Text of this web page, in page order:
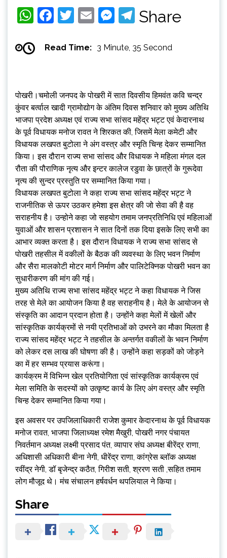
WhatsApp
Facebook
Twitter
EmailMessenger
Telegram
Share
Read Time: 3 Minute, 35 Second
पोखरी।चमोली जनपद के पोखरी में सात दिवसीय हिमवंत कवि चन्द्र
कुंवर बर्त्वाल खादी ग्रामोद्योग के अंतिम दिवस शनिवार को मुख्य अतिथि
भाजपा प्रदेश अध्यक्ष एवं राज्य सभा सांसद महेंद्र भट्ट एवं केदारनाथ
के पूर्व विधायक मनोज रावत ने शिरकत की, जिसमें मेला कमेटी और
विधायक लखपत बुटोला ने अंग वस्त्र और स्मृति चिन्ह देकर सम्मानित
किया। इस दौरान राज्य सभा सांसद और विधायक ने महिला मंगल दल
रौता की पौराणिक नृत्य और इन्टर कालेज रडुवा के छात्रों के गुरूदेवा
नृत्य की सुन्दर प्रस्तुति पर सम्मानित किया गया।
विधायक लखपत बुटोला ने कहा राज्य सभा सांसद महेंद्र भट्ट ने
राजनीतिक से ऊपर उठकर हमेशा इस क्षेत्र की जो सेवा की है वह
सराहनीय है। उन्होने कहा जो सहयोग तमाम जनप्रतिनिधि एवं महिलाओं
युवाओं और शासन प्रशासन ने सात दिनों तक दिया इसके लिए सभी का
आभार व्यक्त करता है। इस दौरान विधायक ने राज्य सभा सांसद से
पोखरी तहसील में वकीलों के बैठक की व्यवस्था के लिए भवन निर्माण
और सैरा मालकोटी मोटर मार्ग निर्माण और पालिटेक्निक पोखरी भवन का
सुधारीकरण की मांग की गई।
मुख्य अतिथि राज्य सभा सांसद महेंद्र भट्ट ने कहा विधायक ने जिस
तरह से मेले का आयोजन किया है वह सराहनीय है। मेले के आयोजन से
संस्कृति का आदान प्रदान होता है। उन्होंने कहा मेलों में खेलों और
सांस्कृतिक कार्यक्रमों से नयी प्रतिभाओं को उभरने का मौका मिलता है
राज्य सांसद महेंद्र भट्ट ने तहसील के अन्तर्गत वकीलों के भवन निर्माण
को लेकर दस लाख की घोषणा की है। उन्होंने कहा सड़कों को जोड़ने
का में हर सम्भव प्रयास करूंगा।
कार्यक्रम में विभिन्न खेल प्रतियोगिता एवं सांस्कृतिक कार्यक्रम एवं
मेला समिति के सदस्यों को उत्कृष्ट कार्य के लिए अंग वस्त्र और स्मृति
चिन्ह देकर सम्मानित किया गया।
इस अवसर पर उपजिलाधिकारी राजेश कुमार केदारनाथ के पूर्व विधायक
मनोज रावत, भाजपा जिलाध्यक्ष रमेश मैखुरी, पोखरी नगर पंचायत
निवर्तमान अध्यक्ष लक्ष्मी प्रसाद पंत, व्यापार संघ अध्यक्ष बीरेंद्र राणा,
अधिशासी अधिकारी बीना नेगी, धीरेंद्र राणा, कांग्रेस ब्लॉक अध्यक्ष
रवींद्र नेगी, डॉ बृजेन्द्र कठैत, गिरीश सती, श्ररण सती ,सहित तमाम
लोग मौजूद थे। मंच संचालन हर्षवर्धन थपलियाल ने किया।
Share